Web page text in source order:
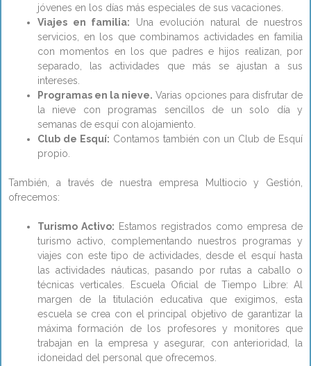
jóvenes en los días más especiales de sus vacaciones.
Viajes en familia: Una evolución natural de nuestros
servicios, en los que combinamos actividades en familia
con momentos en los que padres e hijos realizan, por
separado, las actividades que más se ajustan a sus
intereses.
Programas en la nieve. Varias opciones para disfrutar de
la nieve con programas sencillos de un solo día y
semanas de esquí con alojamiento.
Club de Esquí: Contamos también con un Club de Esquí
propio.
También, a través de nuestra empresa Multiocio y Gestión,
ofrecemos:
Turismo Activo: Estamos registrados como empresa de
turismo activo, complementando nuestros programas y
viajes con este tipo de actividades, desde el esquí hasta
las actividades náuticas, pasando por rutas a caballo o
técnicas verticales. Escuela Oficial de Tiempo Libre: Al
margen de la titulación educativa que exigimos, esta
escuela se crea con el principal objetivo de garantizar la
máxima formación de los profesores y monitores que
trabajan en la empresa y asegurar, con anterioridad, la
idoneidad del personal que ofrecemos.